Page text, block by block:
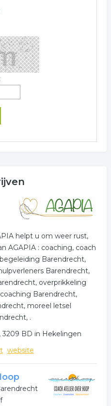
helpt u om weer rust,
AGAPIA : coaching, coach
Barendrecht,
Barendrecht,
overprikkeling
Barendrecht,
moreel letsel
.
3209 BD in Hekelingen
website